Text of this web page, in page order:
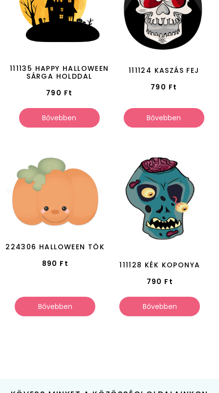
111135 HAPPY HALLOWEEN
SÁRGA HOLDDAL
790 Ft
Bővebben
111124 KASZÁS FEJ
790 Ft
Bővebben
224306 HALLOWEEN TÖK
890 Ft
Bővebben
111128 KÉK KOPONYA
790 Ft
Bővebben